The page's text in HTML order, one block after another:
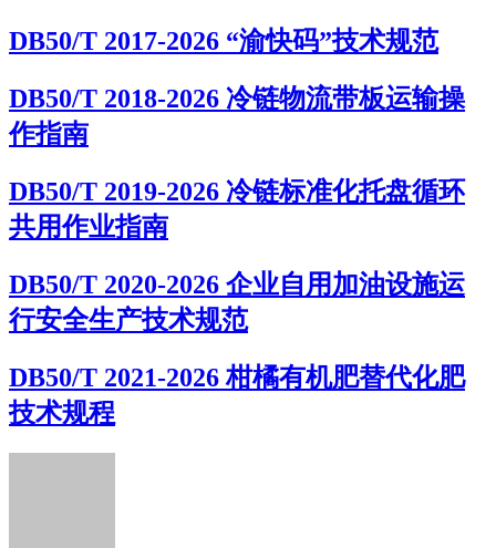
DB50/T 2017-2026 “渝快码”技术规范
DB50/T 2018-2026 冷链物流带板运输操
作指南
DB50/T 2019-2026 冷链标准化托盘循环
共用作业指南
DB50/T 2020-2026 企业自用加油设施运
行安全生产技术规范
DB50/T 2021-2026 柑橘有机肥替代化肥
技术规程